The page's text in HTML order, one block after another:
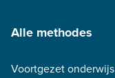
Alle methodes
Voortgezet onderwijs